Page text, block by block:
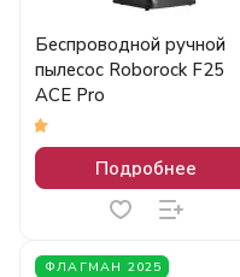
Беспроводной ручной
пылесос Roborock F25
ACE Pro
Подробнее
ФЛАГМАН 2025